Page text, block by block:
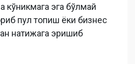
кўникмага эга бўлмай
пул топиш ёки бизнес
натижага эришиб